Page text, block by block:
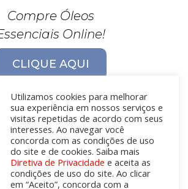
Compre Óleos
Online!
CLIQUE AQUI
Utilizamos cookies para melhorar
sua experiência em nossos serviços e
visitas repetidas de acordo com seus
interesses. Ao navegar você
concorda com as condições de uso
do site e de cookies. Saiba mais
Diretiva de Privacidade e aceita as
condições de uso do site. Ao clicar
em “Aceito”, concorda com a